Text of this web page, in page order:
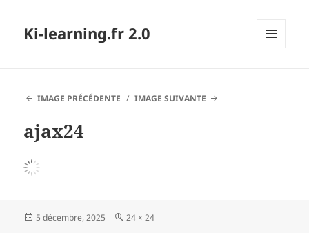
Ki-learning.fr 2.0
IMAGE PRÉCÉDENTE
IMAGE SUIVANTE
ajax24
Publié
5 décembre, 2025
Taille
24 × 24